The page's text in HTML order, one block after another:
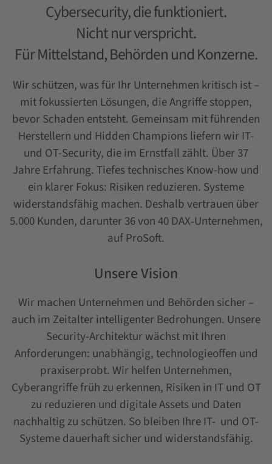
Cybersecurity, die funktioniert.
Nicht nur verspricht.
Für Mittelstand, Behörden und Konzerne.
Wir schützen, was für Ihr Unternehmen kritisch ist –
mit fokussierten Lösungen, die Angriffe stoppen,
bevor Schaden entsteht. Gemeinsam mit führenden
Herstellern und Hidden Champions liefern wir IT-
und OT-Security, die im Ernstfall zählt. Über 37
Jahre Erfahrung. Tiefes technisches Know-how und
ein klarer Fokus: Risiken reduzieren. Systeme
widerstandsfähig machen. Deshalb vertrauen über
5.000 Kunden, darunter 36 von 40 DAX‑Unternehmen,
auf ProSoft.
Unsere Vision
Wir machen Unternehmen und Behörden sicher –
auch im Zeitalter intelligenter Bedrohungen. Unsere
Security-Architektur wächst mit Ihren
Anforderungen: unabhängig, technologieoffen und
praxiserprobt. Wir helfen Unternehmen,
Cyberangriffe früh zu erkennen, Risiken in IT und OT
zu reduzieren und digitale Assets und Daten
nachhaltig zu schützen. So bleiben Ihre IT- und OT-
Systeme dauerhaft sicher und widerstandsfähig.